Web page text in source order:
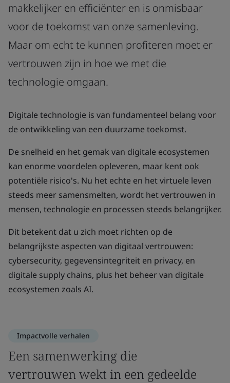
makkelijker en efficiënter en is onmisbaar
voor de toekomst van onze samenleving.
Maar om echt te kunnen profiteren moet er
vertrouwen zijn in hoe we met die
technologie omgaan.
Digitale technologie is van fundamenteel belang voor
de ontwikkeling van een duurzame toekomst.
De snelheid en het gemak van digitale ecosystemen
kan enorme voordelen opleveren, maar kent ook
potentiële risico's. Nu het echte en het virtuele leven
steeds meer samensmelten, wordt het vertrouwen in
mensen, technologie en processen steeds belangrijker.
Dit betekent dat u zich moet richten op de
belangrijkste aspecten van digitaal vertrouwen:
cybersecurity, gegevensintegriteit en privacy, en
digitale supply chains, plus het beheer van digitale
ecosystemen zoals AI.
Impactvolle verhalen
Een samenwerking die
vertrouwen wekt in een gedeelde